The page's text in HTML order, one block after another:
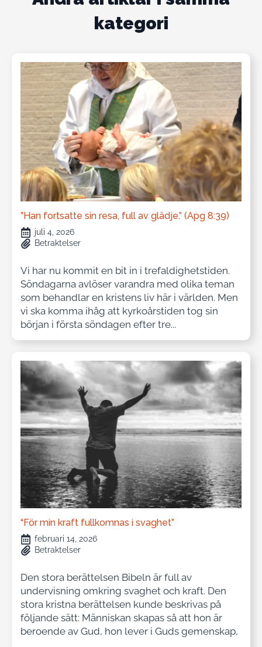
kategori
”Han fortsatte sin resa, full av glädje.” (Apg 8:39)
juli 4, 2026
Betraktelser
Vi har nu kommit en bit in i trefaldighetstiden.
Söndagarna avlöser varandra med olika teman
som behandlar en kristens liv här i världen. Men
vi ska komma ihåg att kyrkoårstiden tog sin
början i första söndagen efter tre...
“För min kraft fullkomnas i svaghet”
februari 14, 2026
Betraktelser
Den stora berättelsen Bibeln är full av
undervisning omkring svaghet och kraft. Den
stora kristna berättelsen kunde beskrivas på
följande sätt: Människan skapas så att hon är
beroende av Gud, hon lever i Guds gemenskap,
...